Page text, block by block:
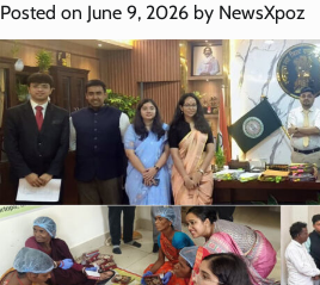
Posted on June 9, 2026 by NewsXpoz